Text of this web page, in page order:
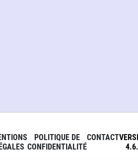
POLITIQUE DE
CONFIDENTIALITÉ
CONTACT